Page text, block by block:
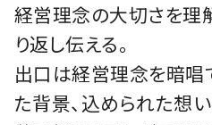
経営理念の大切さを理
り返し伝える。
出口は経営理念を暗唱
た背景、込められた想